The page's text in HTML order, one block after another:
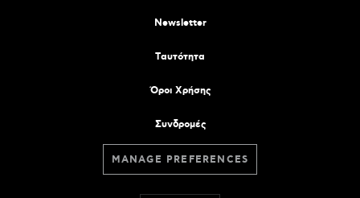
Newsletter
Tαυτότητα
Όροι Χρήσης
Συνδρομές
MANAGE PREFERENCES